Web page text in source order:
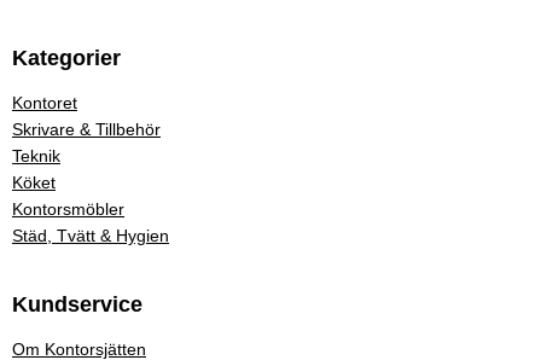
Kategorier
Kontoret
Skrivare & Tillbehör
Teknik
Köket
Kontorsmöbler
Städ, Tvätt & Hygien
Kundservice
Om Kontorsjätten